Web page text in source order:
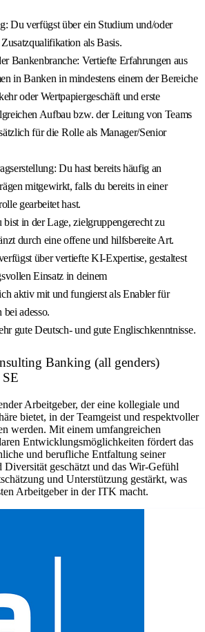
Du verfügst über ein Studium und/oder
als Basis.
Bankenbranche: Vertiefte Erfahrungen aus
in Banken in mindestens einem der Bereiche
oder Wertpapiergeschäft und erste
Aufbau bzw. der Leitung von Teams
für die Rolle als Manager/Senior
Du hast bereits häufig an
mitgewirkt, falls du bereits in einer
gearbeitet hast.
in der Lage, zielgruppengerecht zu
durch eine offene und hilfsbereite Art.
über vertiefte KI-Expertise, gestaltest
Einsatz in deinem
aktiv mit und fungierst als Enabler für
adesso.
gute Deutsch- und gute Englischkenntnisse.
Banking (all genders)
SE
Arbeitgeber, der eine kollegiale und
bietet, in der Teamgeist und respektvoller
werden. Mit einem umfangreichen
Entwicklungsmöglichkeiten fördert das
und berufliche Entfaltung seiner
geschätzt und das Wir-Gefühl
und Unterstützung gestärkt, was
Arbeitgeber in der ITK macht.